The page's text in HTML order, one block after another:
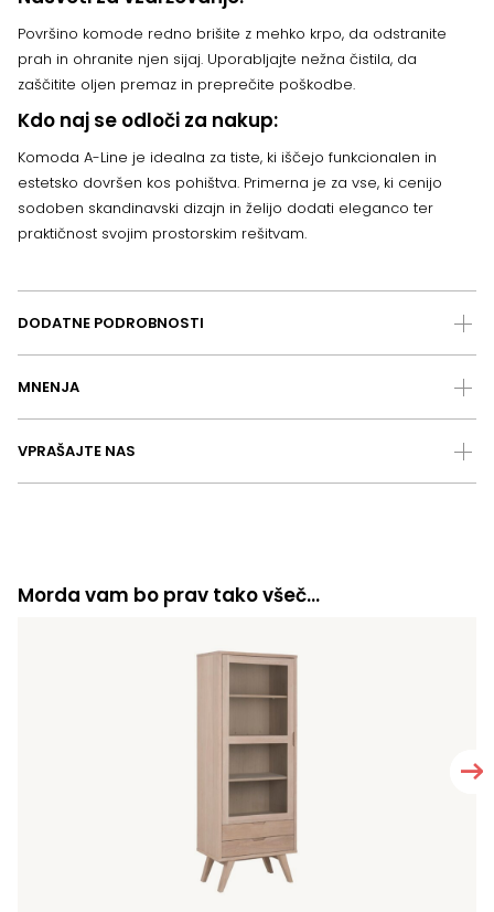
Površino komode redno brišite z mehko krpo, da odstranite
prah in ohranite njen sijaj. Uporabljajte nežna čistila, da
zaščitite oljen premaz in preprečite poškodbe.
Kdo naj se odloči za nakup:
Komoda A-Line je idealna za tiste, ki iščejo funkcionalen in
estetsko dovršen kos pohištva. Primerna je za vse, ki cenijo
sodoben skandinavski dizajn in želijo dodati eleganco ter
praktičnost svojim prostorskim rešitvam.
DODATNE PODROBNOSTI
MNENJA
VPRAŠAJTE NAS
Morda vam bo prav tako všeč…